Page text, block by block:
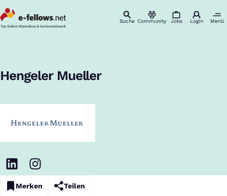
Suche Community Jobs Login Menü
Hengeler Mueller
Merken Teilen